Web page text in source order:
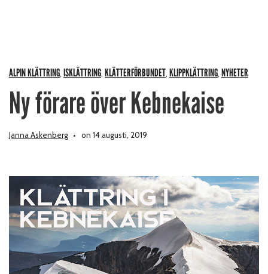
ALPIN KLÄTTRING ISKLÄTTRING KLÄTTERFÖRBUNDET KLIPPKLÄTTRING NYHETER
Ny förare över Kebnekaise
Janna Askenberg on 14 augusti, 2019